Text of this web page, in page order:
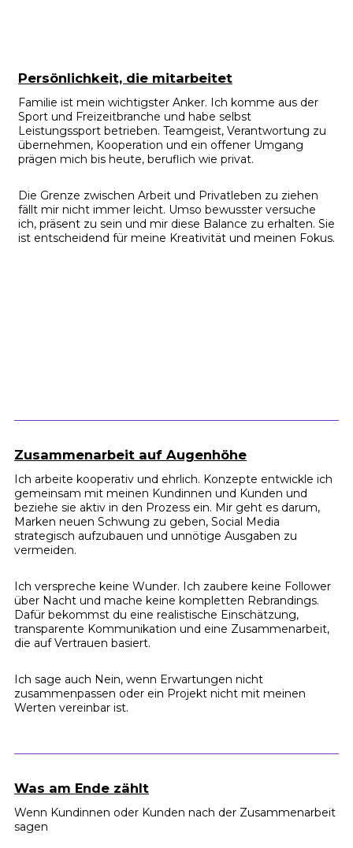
Persönlichkeit, die mitarbeitet
Familie ist mein wichtigster Anker. Ich komme aus der
Sport und Freizeitbranche und habe selbst
Leistungssport betrieben. Teamgeist, Verantwortung zu
übernehmen, Kooperation und ein offener Umgang
prägen mich bis heute, beruflich wie privat.
Die Grenze zwischen Arbeit und Privatleben zu ziehen
fällt mir nicht immer leicht. Umso bewusster versuche
ich, präsent zu sein und mir diese Balance zu erhalten. Sie
ist entscheidend für meine Kreativität und meinen Fokus.
Zusammenarbeit auf Augenhöhe
Ich arbeite kooperativ und ehrlich. Konzepte entwickle ich
gemeinsam mit meinen Kundinnen und Kunden und
beziehe sie aktiv in den Prozess ein. Mir geht es darum,
Marken neuen Schwung zu geben, Social Media
strategisch aufzubauen und unnötige Ausgaben zu
vermeiden.
Ich verspreche keine Wunder. Ich zaubere keine Follower
über Nacht und mache keine kompletten Rebrandings.
Dafür bekommst du eine realistische Einschätzung,
transparente Kommunikation und eine Zusammenarbeit,
die auf Vertrauen basiert.
Ich sage auch Nein, wenn Erwartungen nicht
zusammenpassen oder ein Projekt nicht mit meinen
Werten vereinbar ist.
Was am Ende zählt
Wenn Kundinnen oder Kunden nach der Zusammenarbeit
sagen